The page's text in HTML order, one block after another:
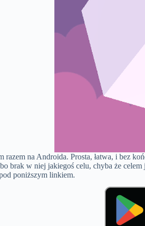
na Androida. Prosta, łatwa, i bez
brak w niej jakiegoś celu, chyba że
poniższym linkiem.